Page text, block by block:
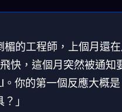
的工程師，上個月還
快，這個月突然被通知
你的第一個反應大概
」